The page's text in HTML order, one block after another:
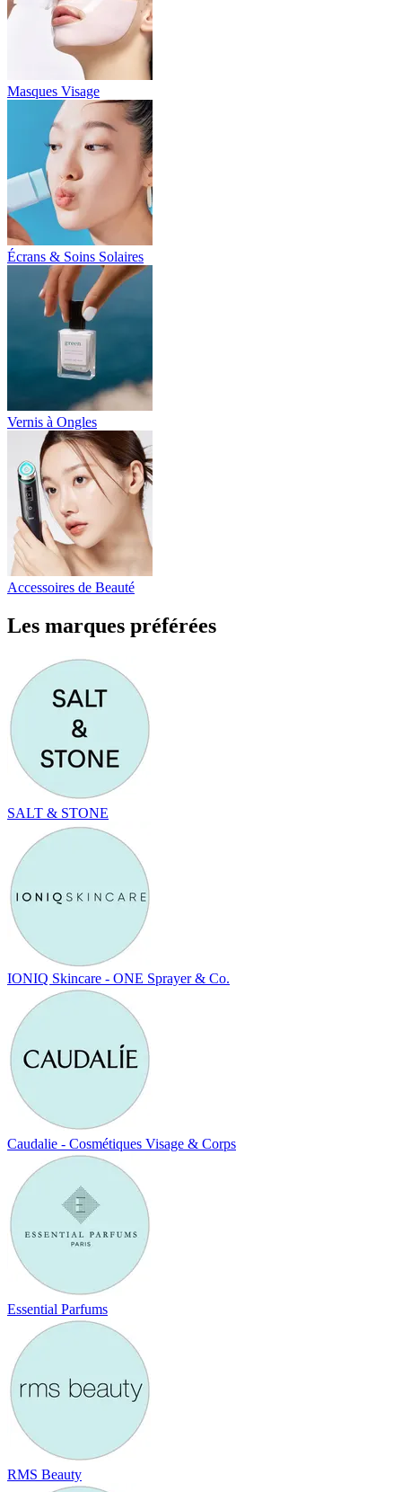
Masques Visage
Écrans & Soins Solaires
Vernis à Ongles
Accessoires de Beauté
Les marques préférées
SALT & STONE
IONIQ Skincare - ONE Sprayer & Co.
Caudalie - Cosmétiques Visage & Corps
Essential Parfums
RMS Beauty